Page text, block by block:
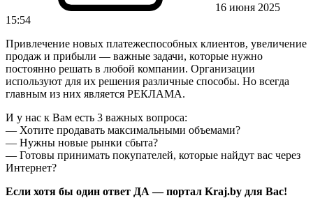
16 июня 2025
15:54
Привлечение новых платежеспособных клиентов, увеличение
продаж и прибыли — важные задачи, которые нужно
постоянно решать в любой компании. Организации
используют для их решения различные способы. Но всегда
главным из них является РЕКЛАМА.
И у нас к Вам есть 3 важных вопроса:
— Хотите продавать максимальными объемами?
— Нужны новые рынки сбыта?
— Готовы принимать покупателей, которые найдут вас через
Интернет?
Если хотя бы один ответ ДА — портал Kraj.by для Вас!